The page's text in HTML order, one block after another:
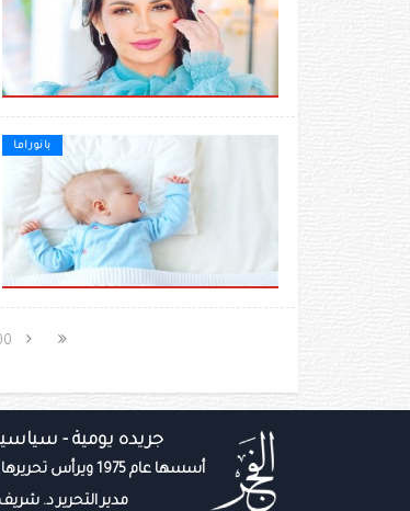
بانوراما
جريده يومية -
أسسها عام 1975 ويرأس تحريرها عبيد حميد المزروعي
مدير التحرير د.